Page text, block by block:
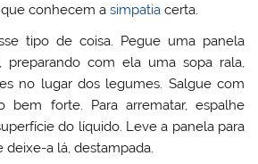
conhecem asimpatia certa.
tipo de coisa. Pegue uma panela
preparando com ela uma sopa rala,
no lugar dos legumes. Salgue com
bem forte. Para arrematar, espalhe
do líquido. Leve a panela para
deixe-a lá, destampada.